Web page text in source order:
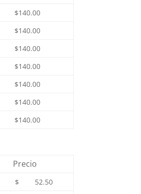
$140.00
$140.00
$140.00
$140.00
$140.00
$140.00
$140.00
Precio
$ 52.50